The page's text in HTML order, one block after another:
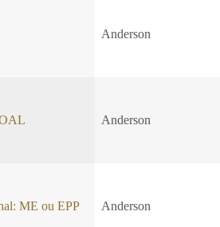
Anderson
Anderson
ME ou EPP Anderson